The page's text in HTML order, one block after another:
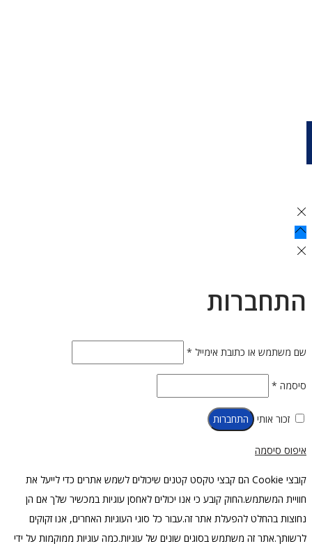
התחברות
שם משתמש או כתובת אימייל *חובה
סיסמה *חובה
זכור אותי התחברות
איפוס סיסמה
קובצי Cookie הם קבצי טקסט קטנים שיכולים לשמש אתרים כדי לייעל את
חוויית המשתמש.החוק קובע כי אנו יכולים לאחסן עוגיות במכשיר שלך אם הן
נחוצות בהחלט להפעלת אתר זה.עבור כל סוגי העוגיות האחרים, אנו זקוקים
לרשותך.אתר זה משתמש בסוגים שונים של עוגיות.כמה עוגיות ממוקמות על ידי